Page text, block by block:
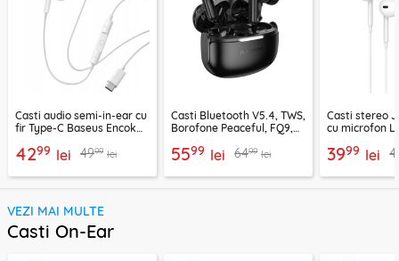
Casti audio semi-in-ear cu
fir Type-C Baseus Encok
4299 lei 4999 lei
Casti Bluetooth V5.4, TWS,
Borofone Peaceful, FQ9,
5599 lei 6499 lei
Casti stereo
cu microfon
3999 lei
VEZI MAI MULTE
Casti On-Ear